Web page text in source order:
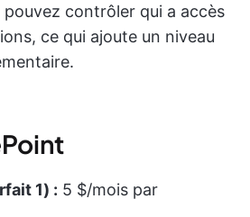
pouvez contrôler qui a accès
ce qui ajoute un niveau
1) : 5 $/mois par